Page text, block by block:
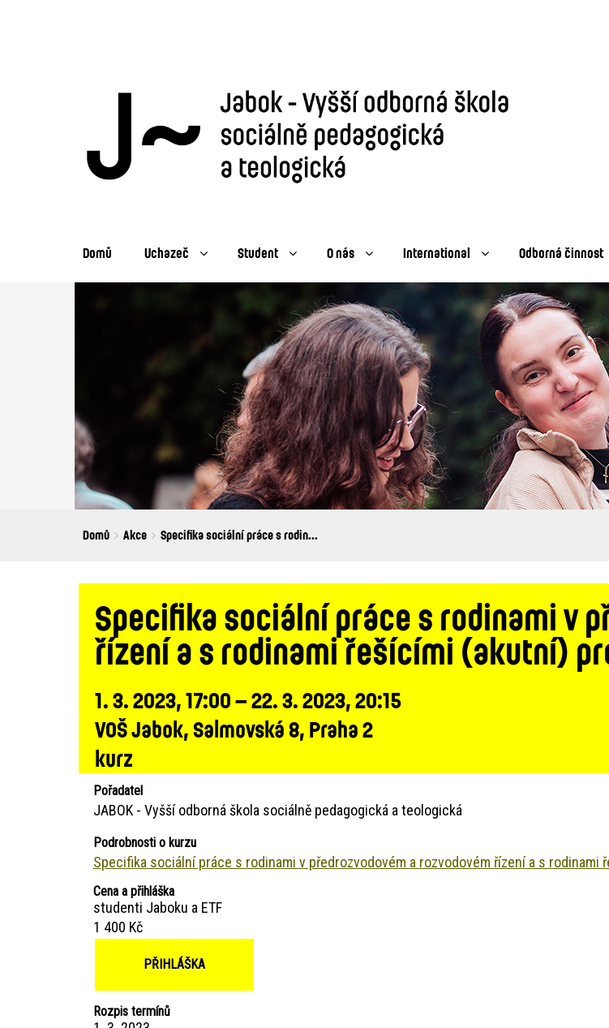
Domů Uchazeč Student O nás International Odborná činnost
Breadcrumbs
You
Domů Akce Specifika sociální práce s rodin...
Specifika sociální práce s rodinami v
řízení a s rodinami řešícími (akutní)
1. 3. 2023, 17:00 – 22. 3. 2023, 20:15
VOŠ Jabok, Salmovská 8, Praha 2
kurz
Pořadatel
JABOK - Vyšší odborná škola sociálně pedagogická a teologická
Podrobnosti o kurzu
Specifika sociální práce s rodinami v předrozvodovém a rozvodovém řízení a s
Cena a přihláška
studenti Jaboku a ETF
1 400 Kč
PŘIHLÁŠKA
Rozpis termínů